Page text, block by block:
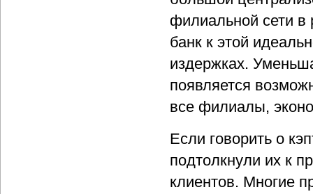
филиальной сети в
банк к этой
издержках.
появляется
все филиалы,
Если говорить о
подтолкнули их к
клиентов. Многие